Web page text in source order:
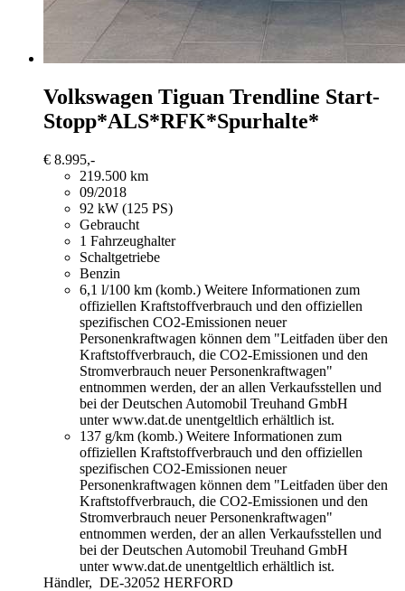
Volkswagen Tiguan Trendline Start-
Stopp*ALS*RFK*Spurhalte*
€ 8.995,-
219.500 km
09/2018
92 kW (125 PS)
Gebraucht
1 Fahrzeughalter
Schaltgetriebe
Benzin
6,1 l/100 km (komb.) Weitere Informationen zum
offiziellen Kraftstoffverbrauch und den offiziellen
spezifischen CO2-Emissionen neuer
Personenkraftwagen können dem "Leitfaden über den
Kraftstoffverbrauch, die CO2-Emissionen und den
Stromverbrauch neuer Personenkraftwagen"
entnommen werden, der an allen Verkaufsstellen und
bei der Deutschen Automobil Treuhand GmbH
unter www.dat.de unentgeltlich erhältlich ist.
137 g/km (komb.) Weitere Informationen zum
offiziellen Kraftstoffverbrauch und den offiziellen
spezifischen CO2-Emissionen neuer
Personenkraftwagen können dem "Leitfaden über den
Kraftstoffverbrauch, die CO2-Emissionen und den
Stromverbrauch neuer Personenkraftwagen"
entnommen werden, der an allen Verkaufsstellen und
bei der Deutschen Automobil Treuhand GmbH
unter www.dat.de unentgeltlich erhältlich ist.
Händler, DE-32052 HERFORD